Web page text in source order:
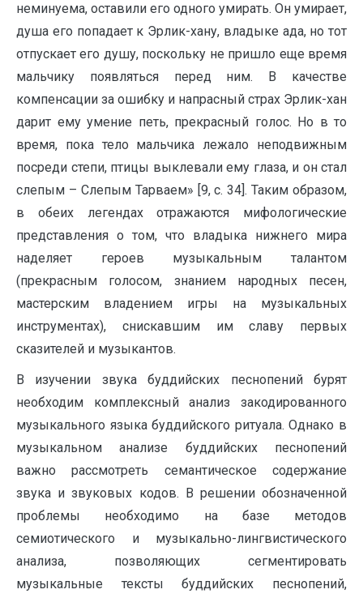
неминуема, оставили его одного умирать. Он умирает,
душа его попадает к Эрлик-хану, владыке ада, но тот
отпускает его душу, поскольку не пришло еще время
мальчику появляться перед ним. В качестве
компенсации за ошибку и напрасный страх Эрлик-хан
дарит ему умение петь, прекрасный голос. Но в то
время, пока тело мальчика лежало неподвижным
посреди степи, птицы выклевали ему глаза, и он стал
слепым – Слепым Тарваем» [9, с. 34]. Таким образом,
в обеих легендах отражаются мифологические
представления о том, что владыка нижнего мира
наделяет героев музыкальным талантом
(прекрасным голосом, знанием народных песен,
мастерским владением игры на музыкальных
инструментах), снискавшим им славу первых
сказителей и музыкантов.
В изучении звука буддийских песнопений бурят
необходим комплексный анализ закодированного
музыкального языка буддийского ритуала. Однако в
музыкальном анализе буддийских песнопений
важно рассмотреть семантическое содержание
звука и звуковых кодов. В решении обозначенной
проблемы необходимо на базе методов
семиотического и музыкально-лингвистического
анализа, позволяющих сегментировать
музыкальные тексты буддийских песнопений,